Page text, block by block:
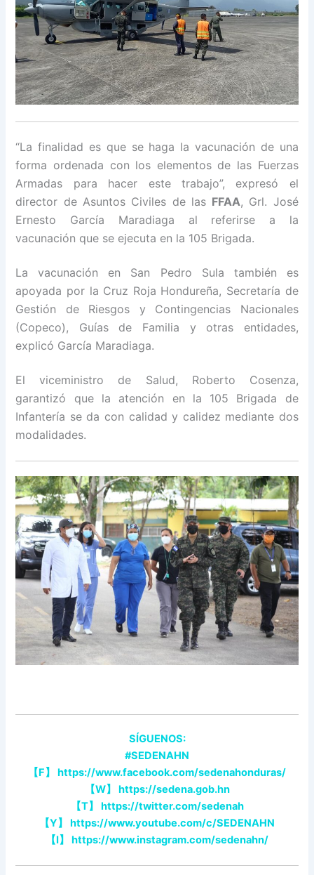
“La finalidad es que se haga la vacunación de una
forma ordenada con los elementos de las Fuerzas
Armadas para hacer este trabajo”, expresó el
director de Asuntos Civiles de las FFAA, Grl. José
Ernesto García Maradiaga al referirse a la
vacunación que se ejecuta en la 105 Brigada.
La vacunación en San Pedro Sula también es
apoyada por la Cruz Roja Hondureña, Secretaría de
Gestión de Riesgos y Contingencias Nacionales
(Copeco), Guías de Familia y otras entidades,
explicó García Maradiaga.
El viceministro de Salud, Roberto Cosenza,
garantizó que la atención en la 105 Brigada de
Infantería se da con calidad y calidez mediante dos
modalidades.
SÍGUENOS:
#SEDENAHN
【F】 https://www.facebook.com/sedenahonduras/
【W】 https://sedena.gob.hn
【T】 https://twitter.com/sedenah
【Y】 https://www.youtube.com/c/SEDENAHN
【I】 https://www.instagram.com/sedenahn/